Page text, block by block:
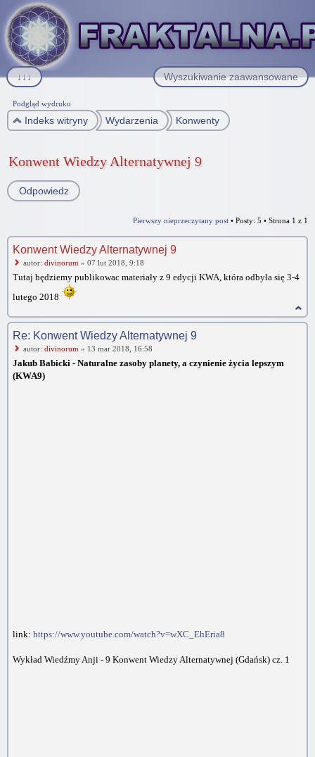
Wyszukiwanie zaawansowane
↓↓↓
Podgląd wydruku
Indeks witryny Wydarzenia Konwenty
Konwent Wiedzy Alternatywnej 9
Odpowiedz
Pierwszy nieprzeczytany post • Posty: 5 • Strona 1 z 1
Konwent Wiedzy Alternatywnej 9
autor: divinorum » 07 lut 2018, 9:18
Tutaj będziemy publikowac materiały z 9 edycji KWA, która odbyła się 3-4
lutego 2018
Re: Konwent Wiedzy Alternatywnej 9
autor: divinorum » 13 mar 2018, 16:58
Jakub Babicki - Naturalne zasoby planety, a czynienie życia lepszym
(KWA9)
link: https://www.youtube.com/watch?v=wXC_EhEria8
Wykład Wiedźmy Anji - 9 Konwent Wiedzy Alternatywnej (Gdańsk) cz. 1